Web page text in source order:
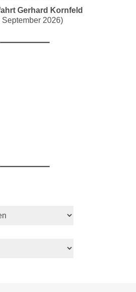
Gerhard Kornfeld
September 2026)